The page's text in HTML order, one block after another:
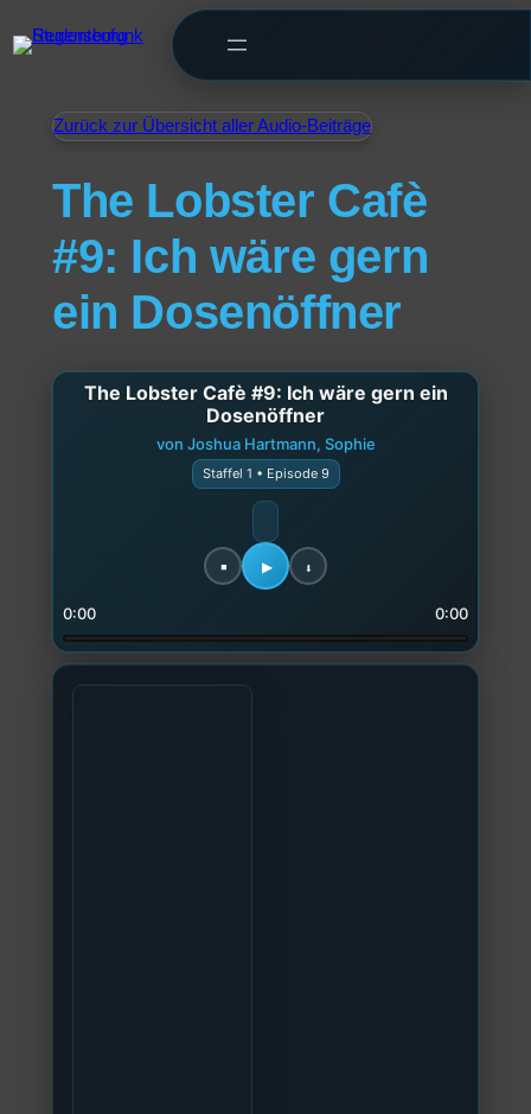
Zurück zur Übersicht aller Audio-Beiträge
The Lobster Cafè
#9: Ich wäre gern
ein Dosenöffner
The Lobster Cafè #9: Ich wäre gern ein
Dosenöffner
von Joshua Hartmann, Sophie
Staffel 1 • Episode 9
0:00 0:00